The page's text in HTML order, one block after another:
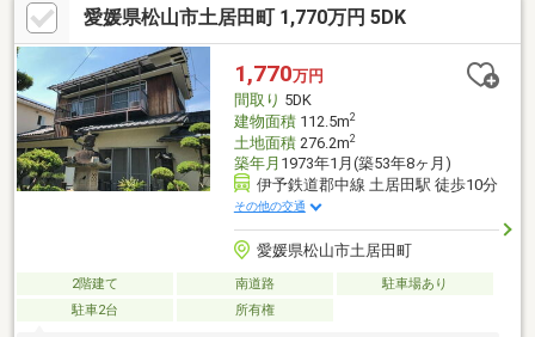
愛媛県松山市土居田町 1,770万円 5DK
1,770万円
間取り 5DK
建物面積112.5m2
土地面積276.2m2
築年月 1973年1月(築53年8ヶ月)
伊予鉄道郡中線 土居田駅 徒歩10分
その他の交通
愛媛県松山市土居田町
2階建て 南道路
駐車場あり
駐車2台
所有権